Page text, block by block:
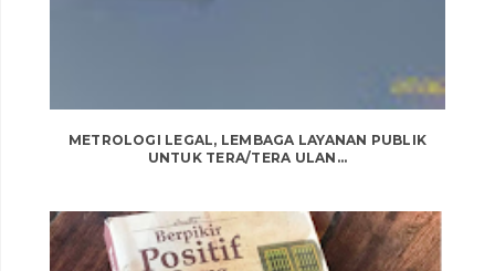
METROLOGI LEGAL, LEMBAGA LAYANAN PUBLIK
UNTUK TERA/TERA ULAN...